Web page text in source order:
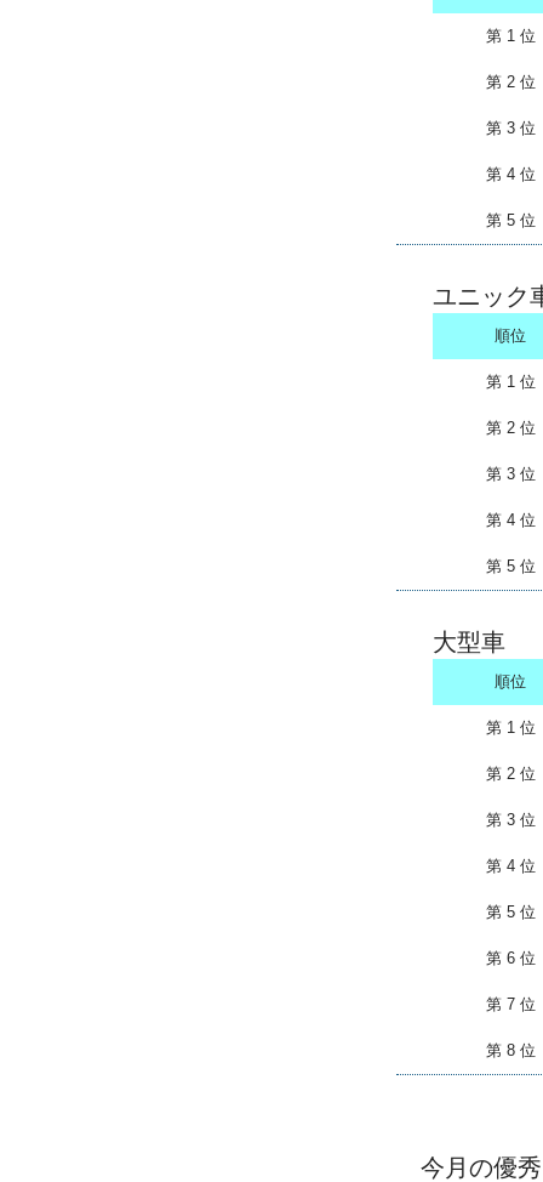
第 1 位
第 2 位
第 3 位
第 4 位
第 5 位
ユニック
順位
第 1 位
第 2 位
第 3 位
第 4 位
第 5 位
大型車
順位
第 1 位
第 2 位
第 3 位
第 4 位
第 5 位
第 6 位
第 7 位
第 8 位
今月の優